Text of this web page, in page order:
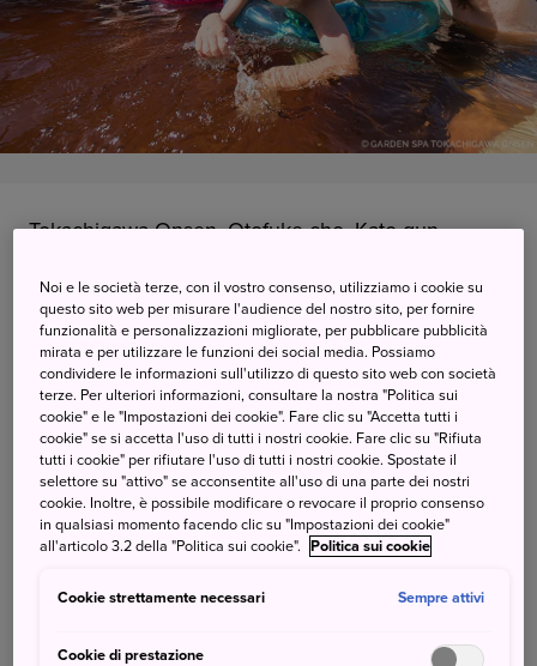
Tokachigawa Onsen, Otofuke-cho, Kato-gun,
Visualizzare su Google Maps
Ricevere informazioni del traffico
Una cittadina termale nel cuore
del paese delle nevi
portentosa acqua termale "moor", ricca di torba, minerali e
mantenere una pelle liscia e morbida. Si dice che l'acqua
Noi e le società terze, con il vostro consenso, utilizziamo i cookie su
questo sito web per misurare l'audience del nostro sito, per fornire
funzionalità e personalizzazioni migliorate, per pubblicare pubblicità
mirata e per utilizzare le funzioni dei social media. Possiamo
condividere le informazioni sull'utilizzo di questo sito web con società
terze. Per ulteriori informazioni, consultare la nostra "Politica sui
cookie" e le "Impostazioni dei cookie". Fare clic su "Accetta tutti i
cookie" se si accetta l'uso di tutti i nostri cookie. Fare clic su "Rifiuta
tutti i cookie" per rifiutare l'uso di tutti i nostri cookie. Spostate il
selettore su "attivo" se acconsentite all'uso di una parte dei nostri
cookie. Inoltre, è possibile modificare o revocare il proprio consenso
in qualsiasi momento facendo clic su "Impostazioni dei cookie"
all'articolo 3.2 della "Politica sui cookie". Politica sui cookie
Cookie strettamente necessari Sempre attivi
Cookie di prestazione